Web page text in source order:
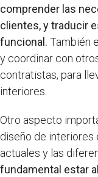
comprender las
clientes, y traducir
funcional. También
y coordinar con
contratistas, para
interiores.
Otro aspecto
diseño de interiores
actuales y las
fundamental estar